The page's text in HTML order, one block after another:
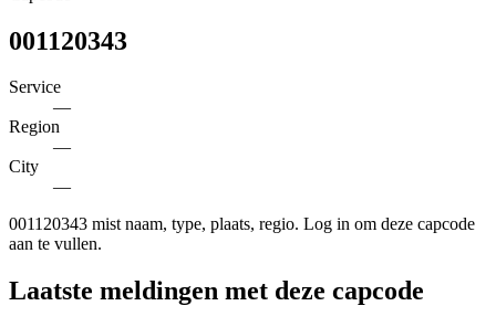
001120343
Service
—
Region
—
City
—
001120343 mist naam, type, plaats, regio. Log in om deze capcode
aan te vullen.
Laatste meldingen met deze capcode